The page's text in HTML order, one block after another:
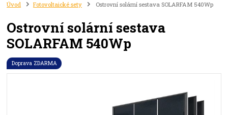
Úvod Fotovoltaické sety Ostrovní solární sestava SOLARFAM 540Wp
Ostrovní solární sestava
SOLARFAM 540Wp
Doprava ZDARMA